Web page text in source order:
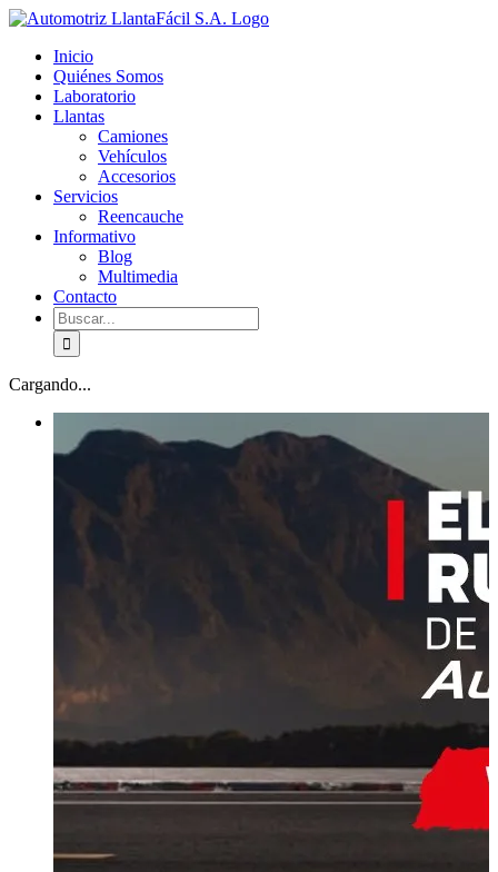
Skip
content
facebook
youtube
Inicio
Quiénes Somos
Laboratorio
Llantas
Camiones
Vehículos
Accesorios
Servicios
Reencauche
Informativo
Blog
Multimedia
Contacto
Buscar:
Cargando...